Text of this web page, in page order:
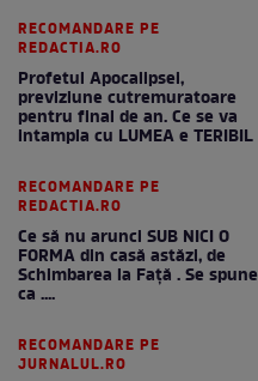
RECOMANDARE PE
REDACTIA.RO
Profetul Apocalipsei,
previziune cutremuratoare
pentru final de an. Ce se va
intampla cu LUMEA e TERIBIL
RECOMANDARE PE
REDACTIA.RO
Ce să nu arunci SUB NICI O
FORMA din casă astăzi, de
Schimbarea la Față . Se spune
ca ....
RECOMANDARE PE
JURNALUL.RO